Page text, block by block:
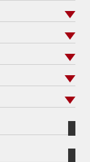
ら探す
探す
質問
強化車両
ョンフィルム